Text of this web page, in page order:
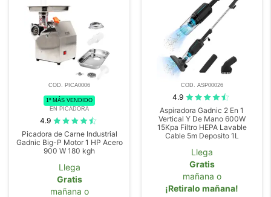
COD. PICA0006
1º MÁS VENDIDO
EN PICADORA
4.9
Picadora de Carne Industrial
Gadnic Big-P Motor 1 HP Acero
900 W 180 kgh
Llega
Gratis
mañana o
COD. ASP00026
4.9
Aspiradora Gadnic 2 En 1
Vertical Y De Mano 600W
15Kpa Filtro HEPA Lavable
Cable 5m Deposito 1L
Llega
Gratis
mañana o
¡Retiralo mañana!